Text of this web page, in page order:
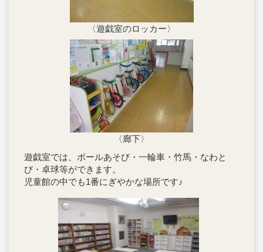
〈遊戯室のロッカー〉
〈廊下〉
遊戯室では、ボールあそび・一輪車・竹馬・なわと
び・卓球等ができます。
児童館の中でも1番にぎやかな場所です♪